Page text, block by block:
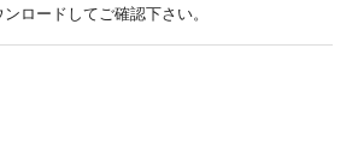
ロードしてご確認下さい。